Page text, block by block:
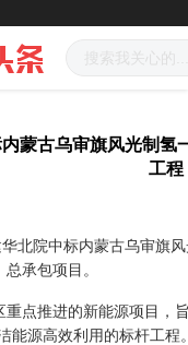
蒙古乌审旗风光制氢
工程
北院中标内蒙古乌审旗
承包项目。
推进的新能源项目，旨
能源高效利用的标杆工